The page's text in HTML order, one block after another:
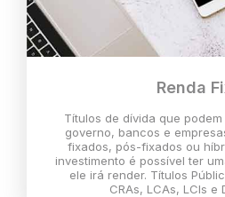
Renda
Títulos de dívida que
governo, bancos e
fixados, pós-fixados ou
investimento é possível ter
ele irá render. Títulos
CRAs, LCAs, LCIs e